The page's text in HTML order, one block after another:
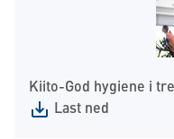
Kiito-God hygiene i
Last ned